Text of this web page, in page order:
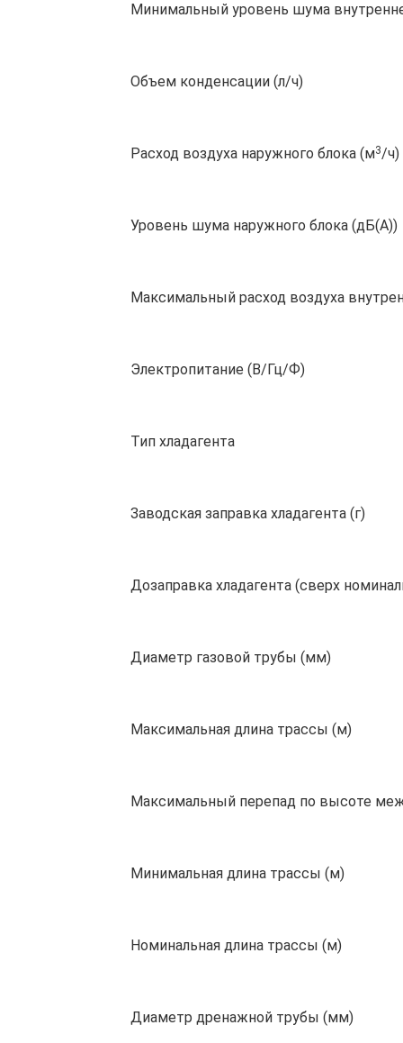
Минимальный уровень шума
Объем конденсации (л/ч)
Расход воздуха наружного блока (м3/ч)
Уровень шума наружного блока (дБ(А))
Максимальный расход воздуха
Электропитание (В/Гц/Ф)
Тип хладагента
Заводская заправка хладагента (г)
Дозаправка хладагента (сверх
Диаметр газовой трубы (мм)
Максимальная длина трассы (м)
Максимальный перепад по высоте
Минимальная длина трассы (м)
Номинальная длина трассы (м)
Диаметр дренажной трубы (мм)